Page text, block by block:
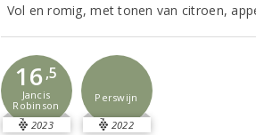
Vol en romig, met tonen van citroen,
16,5
Jancis
Robinson
2023
Perswijn
2022